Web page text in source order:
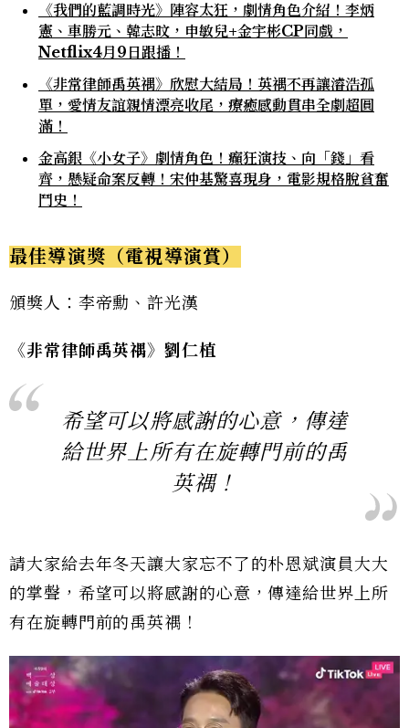
《我們的藍調時光》陣容太狂，劇情角色介紹！李炳
憲、車勝元、韓志旼，申敏兒+金宇彬CP同戲，
Netflix4月9日跟播！
《非常律師禹英禑》欣慰大結局！英禑不再讓濬浩孤
單，愛情友誼親情漂亮收尾，療癒感動貫串全劇超圓
滿！
金高銀《小女子》劇情角色！癲狂演技、向「錢」看
齊，懸疑命案反轉！宋仲基驚喜現身，電影規格脫貧奮
鬥史！
最佳導演獎（電視導演賞）
頒獎人：李帝勳、許光漢
《非常律師禹英禑》劉仁植
希望可以將感謝的心意，傳達
給世界上所有在旋轉門前的禹
英禑！
請大家給去年冬天讓大家忘不了的朴恩斌演員大大
的掌聲，希望可以將感謝的心意，傳達給世界上所
有在旋轉門前的禹英禑！